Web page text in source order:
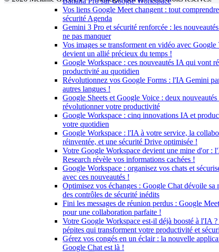
Vos liens Google Meet changent : tout
sécurité Agenda
Gemini 3 Pro et sécurité renforcée : les
ne pas manquer
Vos images se transforment en vidéo avec
devient un allié précieux du temps !
Google Workspace : ces nouveautés IA qui vont
productivité au quotidien
Révolutionnez vos Google Forms : l'IA Gemini
autres langues !
Google Sheets et Google Voice : deux
révolutionner votre productivité
Google Workspace : cinq innovations IA et
votre quotidien
Google Workspace : l'IA à votre service, la
réinventée, et une sécurité Drive optimisée !
Votre Google Workspace devient une mine d'or :
Research révèle vos informations cachées !
Google Workspace : organisez vos chats et
avec ces nouveautés !
Optimisez vos échanges : Google Chat dévoile sa
des contrôles de sécurité inédits
Fini les messages de réunion perdus : Google
pour une collaboration parfaite !
Votre Google Workspace est-il déjà boosté à l'IA
pépites qui transforment votre productivité et
Gérez vos congés en un éclair : la nouvelle
Google Chat est là !